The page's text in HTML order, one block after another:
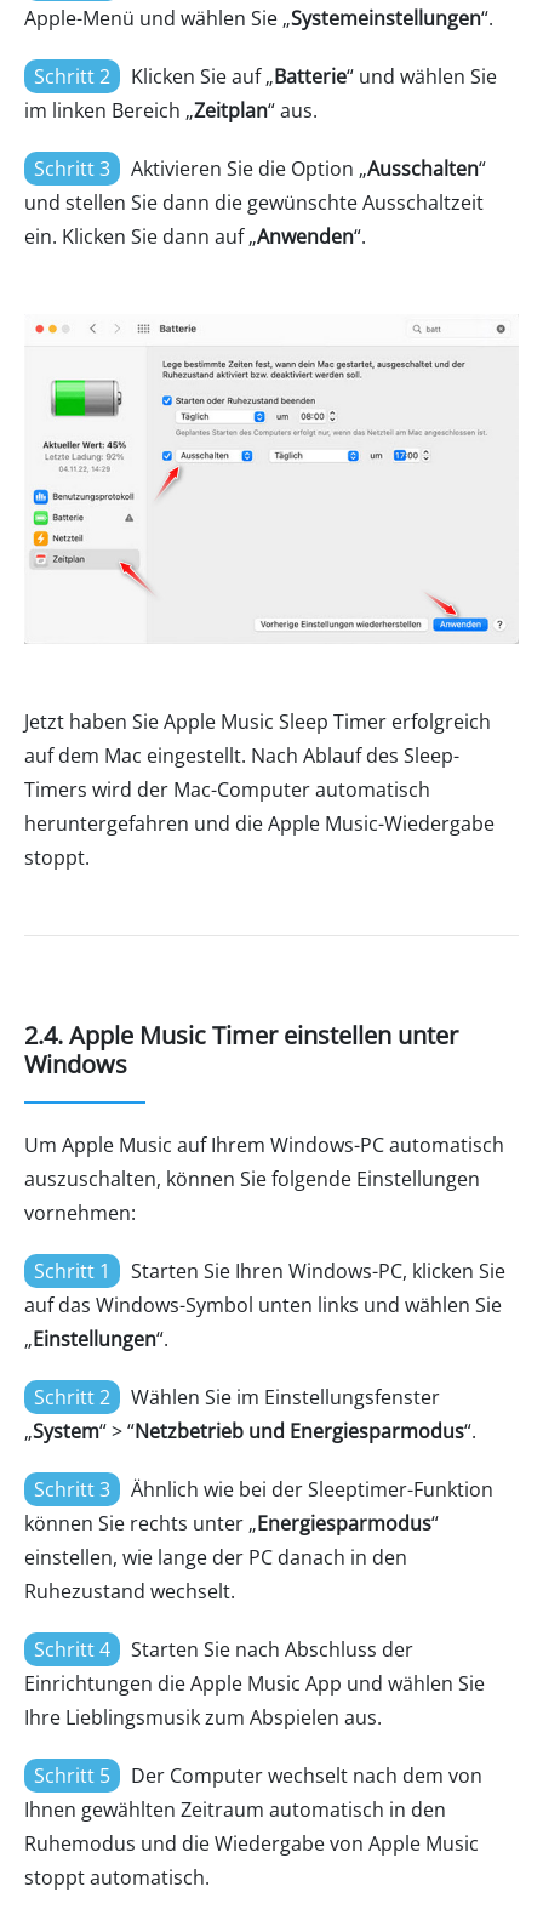
Apple-Menü und wählen Sie „Systemeinstellungen“.
Schritt 2 Klicken Sie auf „Batterie“ und wählen Sie
im linken Bereich „Zeitplan“ aus.
Schritt 3 Aktivieren Sie die Option „Ausschalten“
und stellen Sie dann die gewünschte Ausschaltzeit
ein. Klicken Sie dann auf „Anwenden“.
Jetzt haben Sie Apple Music Sleep Timer erfolgreich
auf dem Mac eingestellt. Nach Ablauf des Sleep-
Timers wird der Mac-Computer automatisch
heruntergefahren und die Apple Music-Wiedergabe
stoppt.
2.4. Apple Music Timer einstellen unter
Windows
Um Apple Music auf Ihrem Windows-PC automatisch
auszuschalten, können Sie folgende Einstellungen
vornehmen:
Schritt 1
Starten Sie Ihren Windows-PC, klicken Sie
auf das Windows-Symbol unten links und wählen Sie
„Einstellungen“.
Schritt 2
Wählen Sie im Einstellungsfenster
„System“ > “Netzbetrieb und Energiesparmodus“.
Schritt 3
Ähnlich wie bei der Sleeptimer-Funktion
können Sie rechts unter „Energiesparmodus“
einstellen, wie lange der PC danach in den
Ruhezustand wechselt.
Schritt 4
Starten Sie nach Abschluss der
Einrichtungen die Apple Music App und wählen Sie
Ihre Lieblingsmusik zum Abspielen aus.
Schritt 5
Der Computer wechselt nach dem von
Ihnen gewählten Zeitraum automatisch in den
Ruhemodus und die Wiedergabe von Apple Music
stoppt automatisch.